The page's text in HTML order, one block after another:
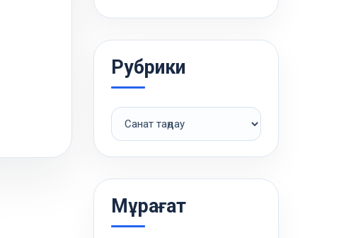
Рубрики
Рубрики
Мұрағат